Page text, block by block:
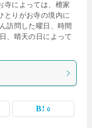
寺によっては、檀家
とりがお寺の境内に
訪問した曜日、時間
、晴天の日によって
0